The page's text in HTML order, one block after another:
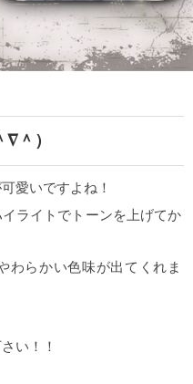
＾）
愛いですよね！
ライトでトーンを上げてか
わらかい色味が出てくれま
い！！